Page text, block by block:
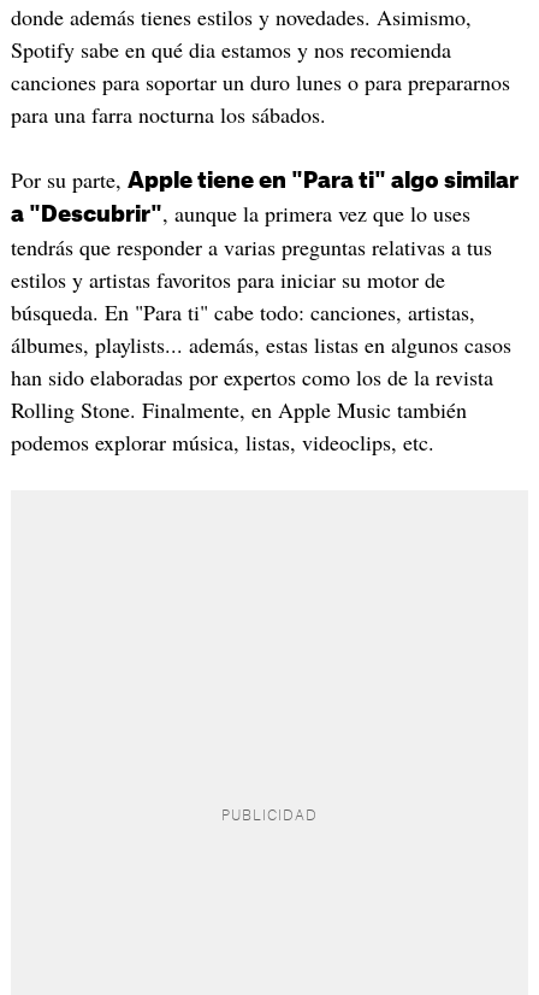
donde además tienes estilos y novedades. Asimismo,
Spotify sabe en qué dia estamos y nos recomienda
canciones para soportar un duro lunes o para prepararnos
para una farra nocturna los sábados.
Por su parte, Apple tiene en "Para ti" algo similar
a "Descubrir", aunque la primera vez que lo uses
tendrás que responder a varias preguntas relativas a tus
estilos y artistas favoritos para iniciar su motor de
búsqueda. En "Para ti" cabe todo: canciones, artistas,
álbumes, playlists... además, estas listas en algunos casos
han sido elaboradas por expertos como los de la revista
Rolling Stone. Finalmente, en Apple Music también
podemos explorar música, listas, videoclips, etc.